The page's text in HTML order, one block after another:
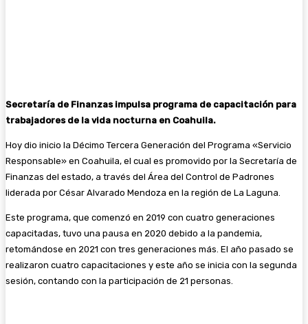
Secretaría de Finanzas impulsa programa de capacitación para
trabajadores de la vida nocturna en Coahuila.
Hoy dio inicio la Décimo Tercera Generación del Programa «Servicio
Responsable» en Coahuila, el cual es promovido por la Secretaría de
Finanzas del estado, a través del Área del Control de Padrones
liderada por César Alvarado Mendoza en la región de La Laguna.
Este programa, que comenzó en 2019 con cuatro generaciones
capacitadas, tuvo una pausa en 2020 debido a la pandemia,
retomándose en 2021 con tres generaciones más. El año pasado se
realizaron cuatro capacitaciones y este año se inicia con la segunda
sesión, contando con la participación de 21 personas.